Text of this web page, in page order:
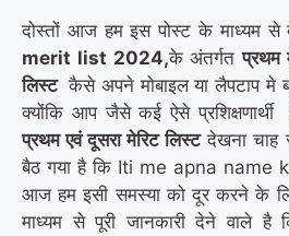
दोस्तों आज हम इस पोस्ट के माध्यम से
merit list 2024,के अंतर्गतप्रथम
लिस्ट कैसे अपने मोबाइल या लैपटाप
क्योंकि आप जैसे कई ऐसे
प्रथम एवं दूसरा मेरिट लिस्टदेखना चाह
बैठ गया है कि Iti me apna
आज हम इसी समस्या को दूर करने के
माध्यम से पूरी जानकारी देने वाले है